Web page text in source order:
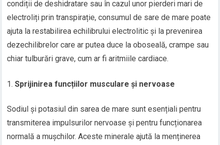
condiții de deshidratare sau în cazul unor pierderi mari de
electroliți prin transpirație, consumul de sare de mare poate
ajuta la restabilirea echilibrului electrolitic și la prevenirea
dezechilibrelor care ar putea duce la oboseală, crampe sau
chiar tulburări grave, cum ar fi aritmiile cardiace.
Sprijinirea funcțiilor musculare și nervoase
Sodiul și potasiul din sarea de mare sunt esențiali pentru
transmiterea impulsurilor nervoase și pentru funcționarea
normală a mușchilor. Aceste minerale ajută la menținerea